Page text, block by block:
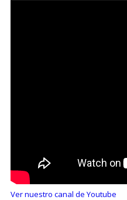
Ver nuestro canal de Youtube